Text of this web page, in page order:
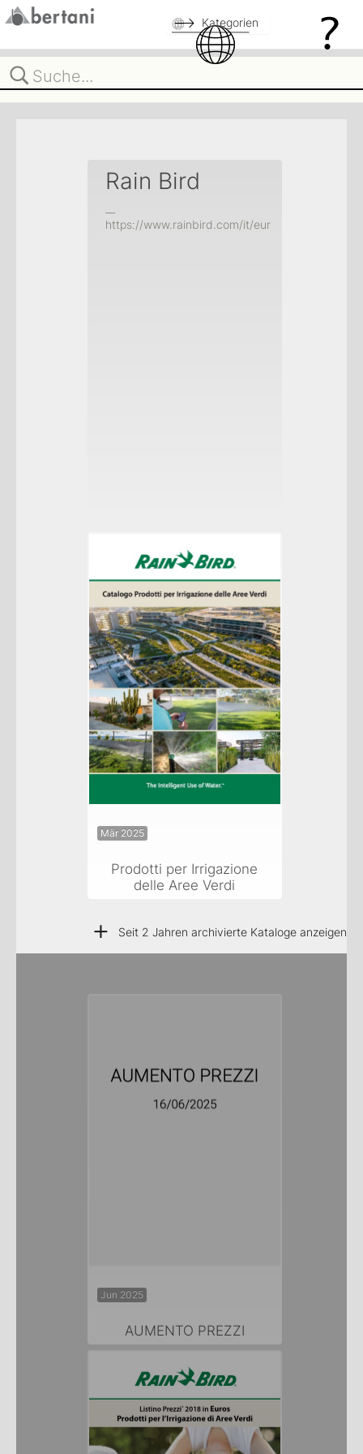
Kategorien
Rain Bird
https://www.rainbird.com/it/eur
Mär 2025
Prodotti per Irrigazione
delle Aree Verdi
+ Seit 2 Jahren archivierte Kataloge anzeigen
Jun 2025
AUMENTO PREZZI